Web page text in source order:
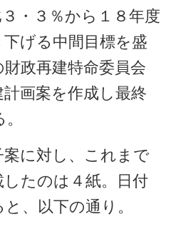
・３％から１８年度
げる中間目標を盛
政再建特命委員会
画案を作成し最終
に対し、これまで
たのは４紙。日付
、以下の通り。